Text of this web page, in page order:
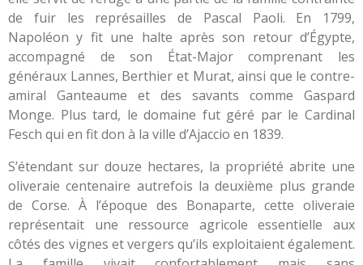
de fuir les représailles de Pascal Paoli. En 1799,
Napoléon y fit une halte après son retour d’Égypte,
accompagné de son État-Major comprenant les
généraux Lannes, Berthier et Murat, ainsi que le contre-
amiral Ganteaume et des savants comme Gaspard
Monge. Plus tard, le domaine fut géré par le Cardinal
Fesch qui en fit don à la ville d’Ajaccio en 1839.
S’étendant sur douze hectares, la propriété abrite une
oliveraie centenaire autrefois la deuxième plus grande
de Corse. À l’époque des Bonaparte, cette oliveraie
représentait une ressource agricole essentielle aux
côtés des vignes et vergers qu’ils exploitaient également.